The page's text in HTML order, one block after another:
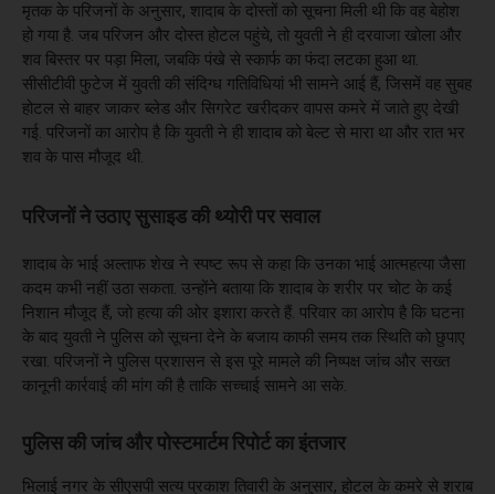
मृतक के परिजनों के अनुसार, शादाब के दोस्तों को सूचना मिली थी कि वह बेहोश
हो गया है. जब परिजन और दोस्त होटल पहुंचे, तो युवती ने ही दरवाजा खोला और
शव बिस्तर पर पड़ा मिला, जबकि पंखे से स्कार्फ का फंदा लटका हुआ था.
सीसीटीवी फुटेज में युवती की संदिग्ध गतिविधियां भी सामने आई हैं, जिसमें वह सुबह
होटल से बाहर जाकर ब्लेड और सिगरेट खरीदकर वापस कमरे में जाते हुए देखी
गई. परिजनों का आरोप है कि युवती ने ही शादाब को बेल्ट से मारा था और रात भर
शव के पास मौजूद थी.
परिजनों ने उठाए सुसाइड की थ्योरी पर सवाल
शादाब के भाई अल्ताफ शेख ने स्पष्ट रूप से कहा कि उनका भाई आत्महत्या जैसा
कदम कभी नहीं उठा सकता. उन्होंने बताया कि शादाब के शरीर पर चोट के कई
निशान मौजूद हैं, जो हत्या की ओर इशारा करते हैं. परिवार का आरोप है कि घटना
के बाद युवती ने पुलिस को सूचना देने के बजाय काफी समय तक स्थिति को छुपाए
रखा. परिजनों ने पुलिस प्रशासन से इस पूरे मामले की निष्पक्ष जांच और सख्त
कानूनी कार्रवाई की मांग की है ताकि सच्चाई सामने आ सके.
पुलिस की जांच और पोस्टमार्टम रिपोर्ट का इंतजार
भिलाई नगर के सीएसपी सत्य प्रकाश तिवारी के अनुसार, होटल के कमरे से शराब